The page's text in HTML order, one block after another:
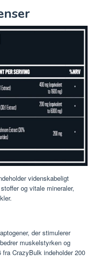
videnskabeligt
og vitale mineraler,
der stimulerer
muskelstyrken og
CrazyBulk indeholder 200